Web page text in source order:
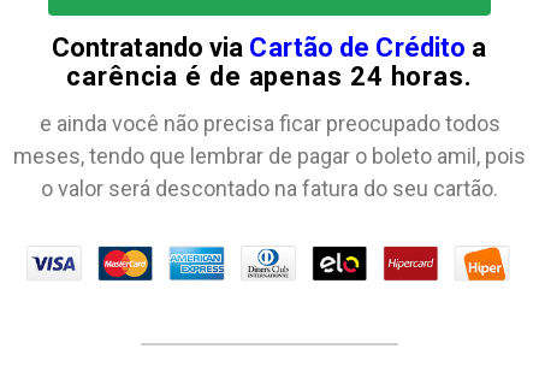
Contratando via Cartão de Crédito a
carência é de apenas 24 horas.
e ainda você não precisa ficar preocupado todos
meses, tendo que lembrar de pagar o boleto amil, pois
o valor será descontado na fatura do seu cartão.